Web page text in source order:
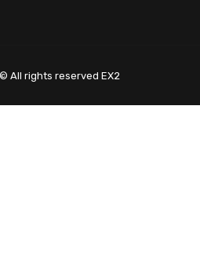
All rights reserved EX2